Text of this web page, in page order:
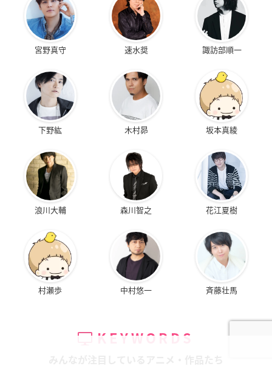
宮野真守 速水奨 諏訪部順一
下野紘 木村昴 坂本真綾
浪川大輔 森川智之 花江夏樹
村瀬歩 中村悠一 斉藤壮馬
KEYWORDS